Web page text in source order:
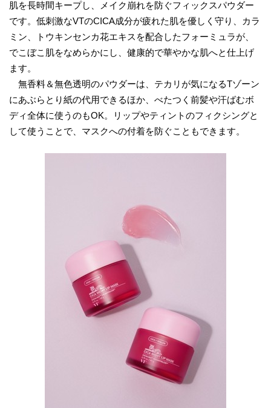
肌を長時間キープし、メイク崩れを防ぐフィックスパウダー
です。低刺激なVTのCICA成分が疲れた肌を優しく守り、カラ
ミン、トウキンセンカ花エキスを配合したフォーミュラが、
でこぼこ肌をなめらかにし、健康的で華やかな肌へと仕上げ
ます。
無香料＆無色透明のパウダーは、テカリが気になるTゾーン
にあぶらとり紙の代用できるほか、べたつく前髪や汗ばむボ
ディ全体に使うのもOK。リップやティントのフィクシングと
して使うことで、マスクへの付着を防ぐこともできます。